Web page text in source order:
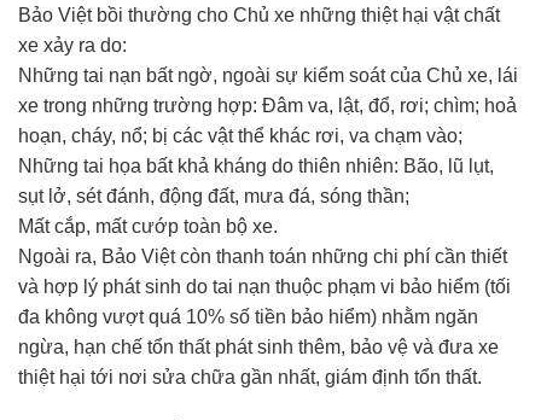
Bảo Việt bồi thường cho Chủ xe những thiệt hại vật chất
xe xảy ra do:
Những tai nạn bất ngờ, ngoài sự kiểm soát của Chủ xe, lái
xe trong những trường hợp: Đâm va, lật, đổ, rơi; chìm; hoả
hoạn, cháy, nổ; bị các vật thể khác rơi, va chạm vào;
Những tai họa bất khả kháng do thiên nhiên: Bão, lũ lụt,
sụt lở, sét đánh, động đất, mưa đá, sóng thần;
Mất cắp, mất cướp toàn bộ xe.
Ngoài ra, Bảo Việt còn thanh toán những chi phí cần thiết
và hợp lý phát sinh do tai nạn thuộc phạm vi bảo hiểm (tối
đa không vượt quá 10% số tiền bảo hiểm) nhằm ngăn
ngừa, hạn chế tổn thất phát sinh thêm, bảo vệ và đưa xe
thiệt hại tới nơi sửa chữa gần nhất, giám định tổn thất.